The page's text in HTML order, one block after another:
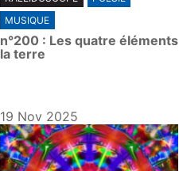
l
a
y
MUSIQUE
n°200 : Les quatre éléments
la terre
19 Nov 2025